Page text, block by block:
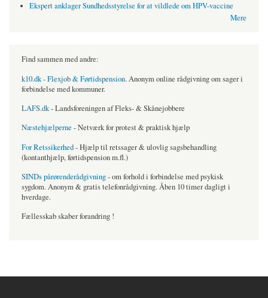
Ekspert anklager Sundhedsstyrelse for at vildlede om HPV-vaccine
Mere
Find sammen med andre:
k10.dk - Flexjob & Førtidspension. Anonym online rådgivning om sager i
forbindelse med kommuner.
LAFS.dk- Landsforeningen af Fleks- & Skånejobbere
Næstehjælperne - Netværk for protest & praktisk hjælp
For Retssikerhed- Hjælp til retssager & ulovlig sagsbehandling
(kontanthjælp, førtidspension m.fl.)
SINDs pårørenderådgivning- om forhold i forbindelse med psykisk
sygdom. Anonym & gratis telefonrådgivning. Åben 10 timer dagligt i
hverdage.
Fællesskab skaber forandring !